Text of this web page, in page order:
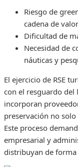
Riesgo de
cadena de
Dificultad de
Necesidad de
náuticas y
El ejercicio de RSE
con el resguardo del
incorporan
preservación no
Este proceso
empresarial y
distribuyan de